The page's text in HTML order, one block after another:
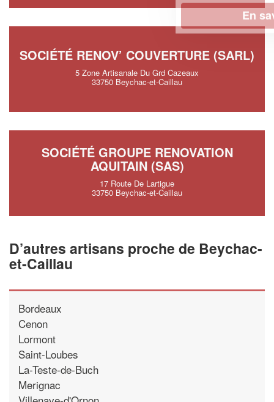
SOCIÉTÉ RENOV’ COUVERTURE (SARL)
5 Zone Artisanale Du Grd Cazeaux
33750 Beychac-et-Caillau
SOCIÉTÉ GROUPE RENOVATION
AQUITAIN (SAS)
17 Route De Lartigue
33750 Beychac-et-Caillau
D’autres artisans proche de Beychac-
et-Caillau
Bordeaux
Cenon
Lormont
Saint-Loubes
La-Teste-de-Buch
Merignac